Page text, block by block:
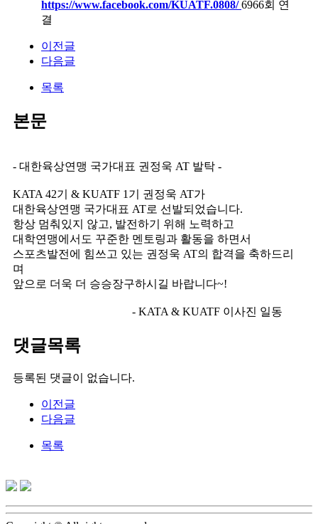
https://www.facebook.com/KUATF.0808/ 6966회 연
결
이전글
다음글
목록
본문
- 대한육상연맹 국가대표 권정욱 AT 발탁 -
KATA 42기 & KUATF 1기 권정욱 AT가
대한육상연맹 국가대표 AT로 선발되었습니다.
항상 멈춰있지 않고, 발전하기 위해 노력하고
대학연맹에서도 꾸준한 멘토링과 활동을 하면서
스포츠발전에 힘쓰고 있는 권정욱 AT의 합격을 축하드리
며
앞으로 더욱 더 승승장구하시길 바랍니다~!
- KATA & KUATF 이사진 일동
댓글목록
등록된 댓글이 없습니다.
이전글
다음글
목록